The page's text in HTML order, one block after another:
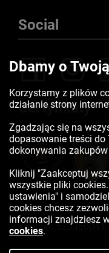
Social
Certyfikaty
Kontakt:523350041
Dbamy o
Korzystamy z plików
działanie strony
Zgadzając się na
dopasowanie treści
dokonywania
Kliknij "Zaakceptuj
wszystkie pliki
ustawienia" i
cookies chcesz
informacji znajdziesz
cookies.